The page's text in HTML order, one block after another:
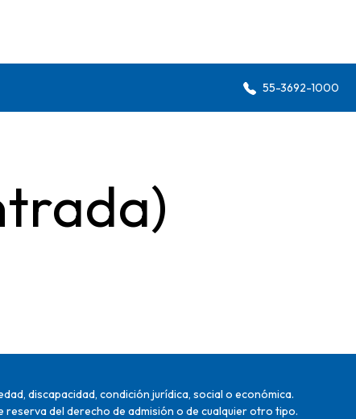
55-3692-1000
discapacidad, condición jurídica, social o económica.
del derecho de admisión o de cualquier otro tipo.